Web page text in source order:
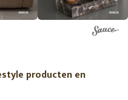
producten en